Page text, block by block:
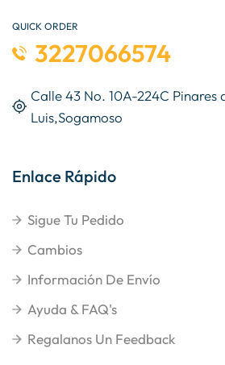
QUICK ORDER
3227066574
Calle 43 No. 10A-224C Pinares
Luis,Sogamoso
Enlace Rápido
Sigue Tu Pedido
Cambios
Información De Envío
Ayuda & FAQ's
Regalanos Un Feedback